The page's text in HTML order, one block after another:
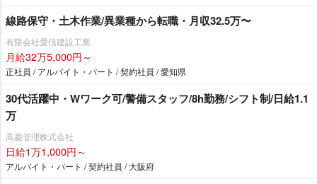
線路保守・土木作業/異業種から転職・月収32.5万〜
有限会社愛信建設工業
月給32万5,000円～
正社員 / アルバイト・パート / 契約社員 / 愛知県
30代活躍中・Wワーク可/警備スタッフ/8h勤務/シフト制/日給1.1
万
髙菱管理株式会社
日給1万1,000円～
アルバイト・パート / 契約社員 / 大阪府